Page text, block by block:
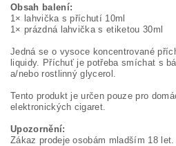
Obsah balení:
1× lahvička s příchutí 10ml
1× prázdná lahvička s etiketou 30ml
Jedná se o vysoce koncentrované
liquidy. Příchuť je potřeba smíchat s
a/nebo rostlinný glycerol.
Tento produkt je určen pouze pro
elektronických cigaret.
Upozornění:
Zákaz prodeje osobám mladším 18 let.